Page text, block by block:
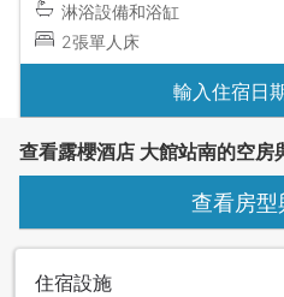
淋浴設備和浴缸
2張單人床
輸入住宿日
查看露櫻酒店 大館站南的空房
查看房型
住宿設施